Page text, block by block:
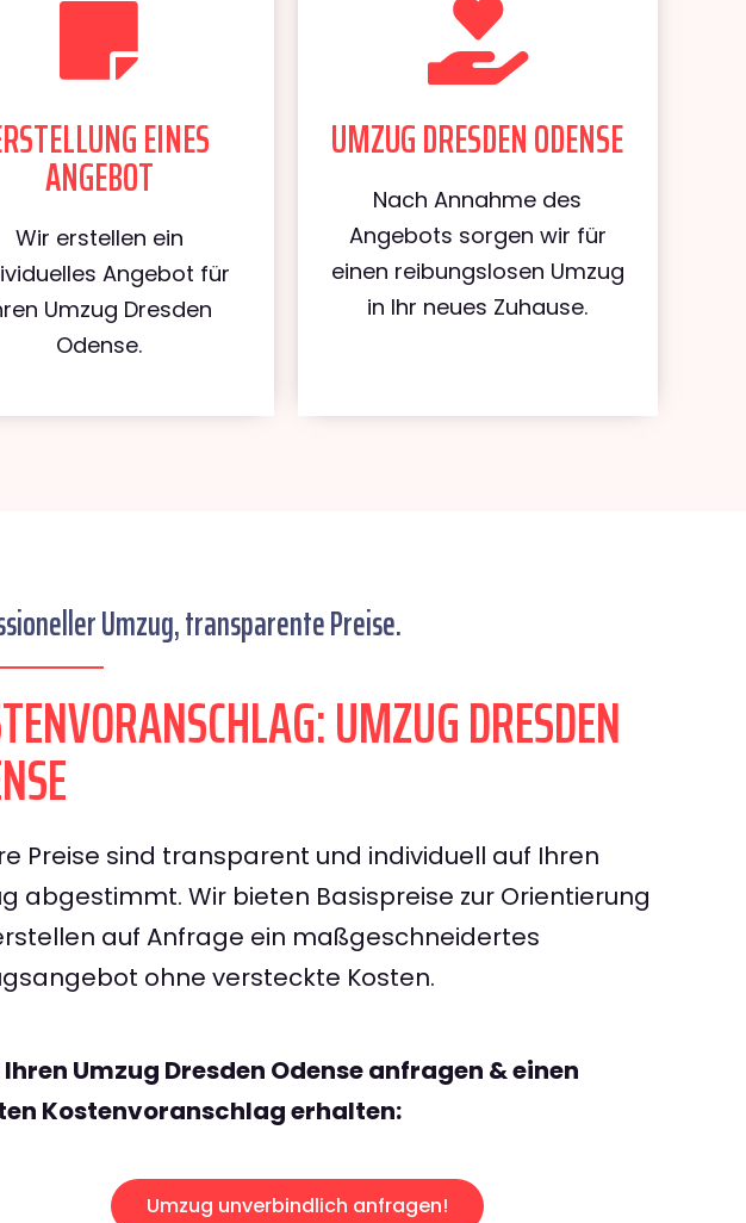
EINES
ANGEBOT
Wir erstellen ein
Angebot für
Umzug Dresden
Odense.
UMZUG DRESDEN ODENSE
Nach Annahme des
Angebots sorgen wir für
einen reibungslosen Umzug
in Ihr neues Zuhause.
Umzug, transparente Preise.
UMZUG DRESDEN
Preise sind transparent und individuell auf Ihren
abgestimmt. Wir bieten Basispreise zur Orientierung
auf Anfrage ein maßgeschneidertes
ohne versteckte Kosten.
Umzug Dresden Odense anfragen & einen
Kostenvoranschlag erhalten:
Umzug unverbindlich anfragen!